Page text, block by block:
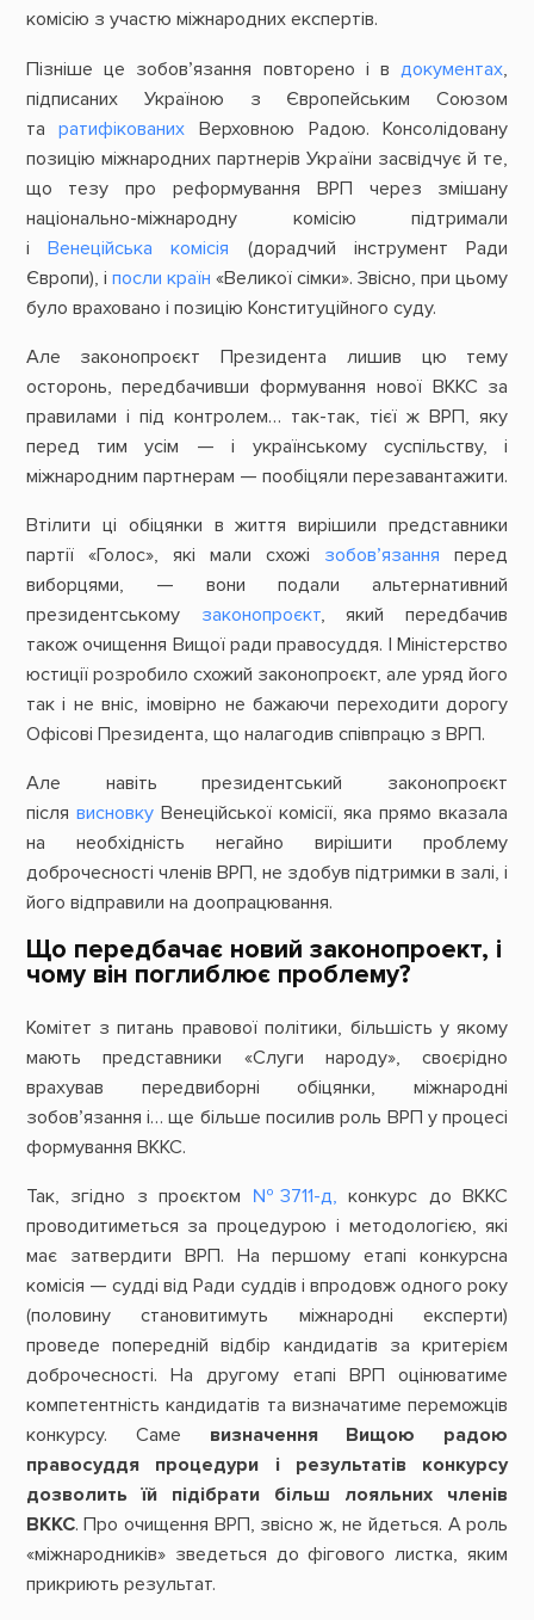
комісію з участю міжнародних експертів.
Пізніше це зобов’язання повторено і вдокументах,
підписаних Україною з Європейським Союзом
таратифікованих Верховною Радою. Консолідовану
позицію міжнародних партнерів України засвідчує й те,
що тезу про реформування ВРП через змішану
національно-міжнародну комісію підтримали
і Венеційська комісія (дорадчий інструмент Ради
Європи), і посли країн «Великої сімки». Звісно, при цьому
було враховано і позицію Конституційного суду.
Але законопроєкт Президента лишив цю тему
осторонь, передбачивши формування нової ВККС за
правилами і під контролем… так-так, тієї ж ВРП, яку
перед тим усім — і українському суспільству, і
міжнародним партнерам — пообіцяли перезавантажити.
Втілити ці обіцянки в життя вирішили представники
партії «Голос», які мали схожі зобов’язання перед
виборцями, — вони подали альтернативний
президентському законопроєкт, який передбачив
також очищення Вищої ради правосуддя. І Міністерство
юстиції розробило схожий законопроєкт, але уряд його
так і не вніс, імовірно не бажаючи переходити дорогу
Офісові Президента, що налагодив співпрацю з ВРП.
Але навіть президентський законопроєкт
після висновкуВенеційської комісії, яка прямо вказала
на необхідність негайно вирішити проблему
доброчесності членів ВРП, не здобув підтримки в залі, і
його відправили на доопрацювання.
Що передбачає новий законопроект, і
чому він поглиблює проблему?
Комітет з питань правової політики, більшість у якому
мають представники «Слуги народу», своєрідно
врахував передвиборні обіцянки, міжнародні
зобов’язання і… ще більше посилив роль ВРП у процесі
формування ВККС.
Так, згідно з проєктом №3711-д, конкурс до ВККС
проводитиметься за процедурою і методологією, які
має затвердити ВРП. На першому етапі конкурсна
комісія — судді від Ради суддів і впродовж одного року
(половину становитимуть міжнародні експерти)
проведе попередній відбір кандидатів за критерієм
доброчесності. На другому етапі ВРП оцінюватиме
компетентність кандидатів та визначатиме переможців
конкурсу. Саме визначення Вищою радою
правосуддя процедури і результатів конкурсу
дозволить їй підібрати більш лояльних членів
ВККС. Про очищення ВРП, звісно ж, не йдеться. А роль
«міжнародників» зведеться до фігового листка, яким
прикриють результат.